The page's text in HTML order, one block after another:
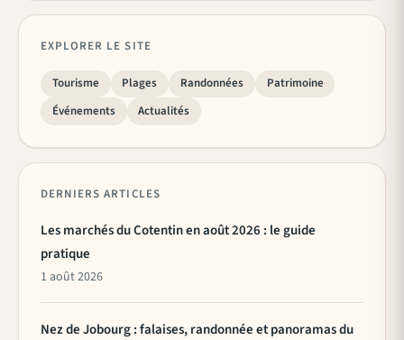
EXPLORER LE SITE
Tourisme Plages Randonnées
Patrimoine
Événements
Actualités
DERNIERS ARTICLES
Les marchés du Cotentin en août 2026 : le guide
pratique
1 août 2026
Nez de Jobourg : falaises, randonnée et panoramas du